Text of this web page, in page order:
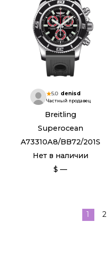
5.0 denisd
Частный продавец
Breitling
Superocean
A73310A8/BB72/201S
Нет в наличии
$ —
1 2